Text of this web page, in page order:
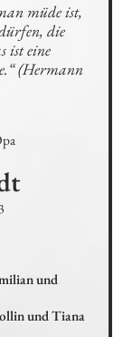
müde ist,
die
ist eine
(Hermann
und
und Tiana